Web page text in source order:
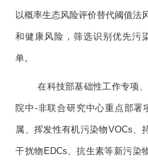
以概率生态风险评价替代阈值法
和健康风险，筛选识别优先污
单。
在科技部基础性工作专项
院中-非联合研究中心重点部署
属、挥发性有机污染物VOCs、
干扰物EDCs、抗生素等新污染